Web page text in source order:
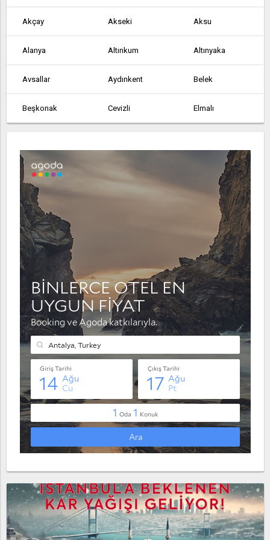
Akçay Akseki Aksu
Alanya Altınkum Altınyaka
Avsallar Aydınkent Belek
Beşkonak Cevizli Elmalı
Göynük Güneycik
İmecik Kaş
Kemer Köprülü
Korkuteli Manavgat
Muratpaşa Serik Taşağıl
Yaylaalan Konyaaltı